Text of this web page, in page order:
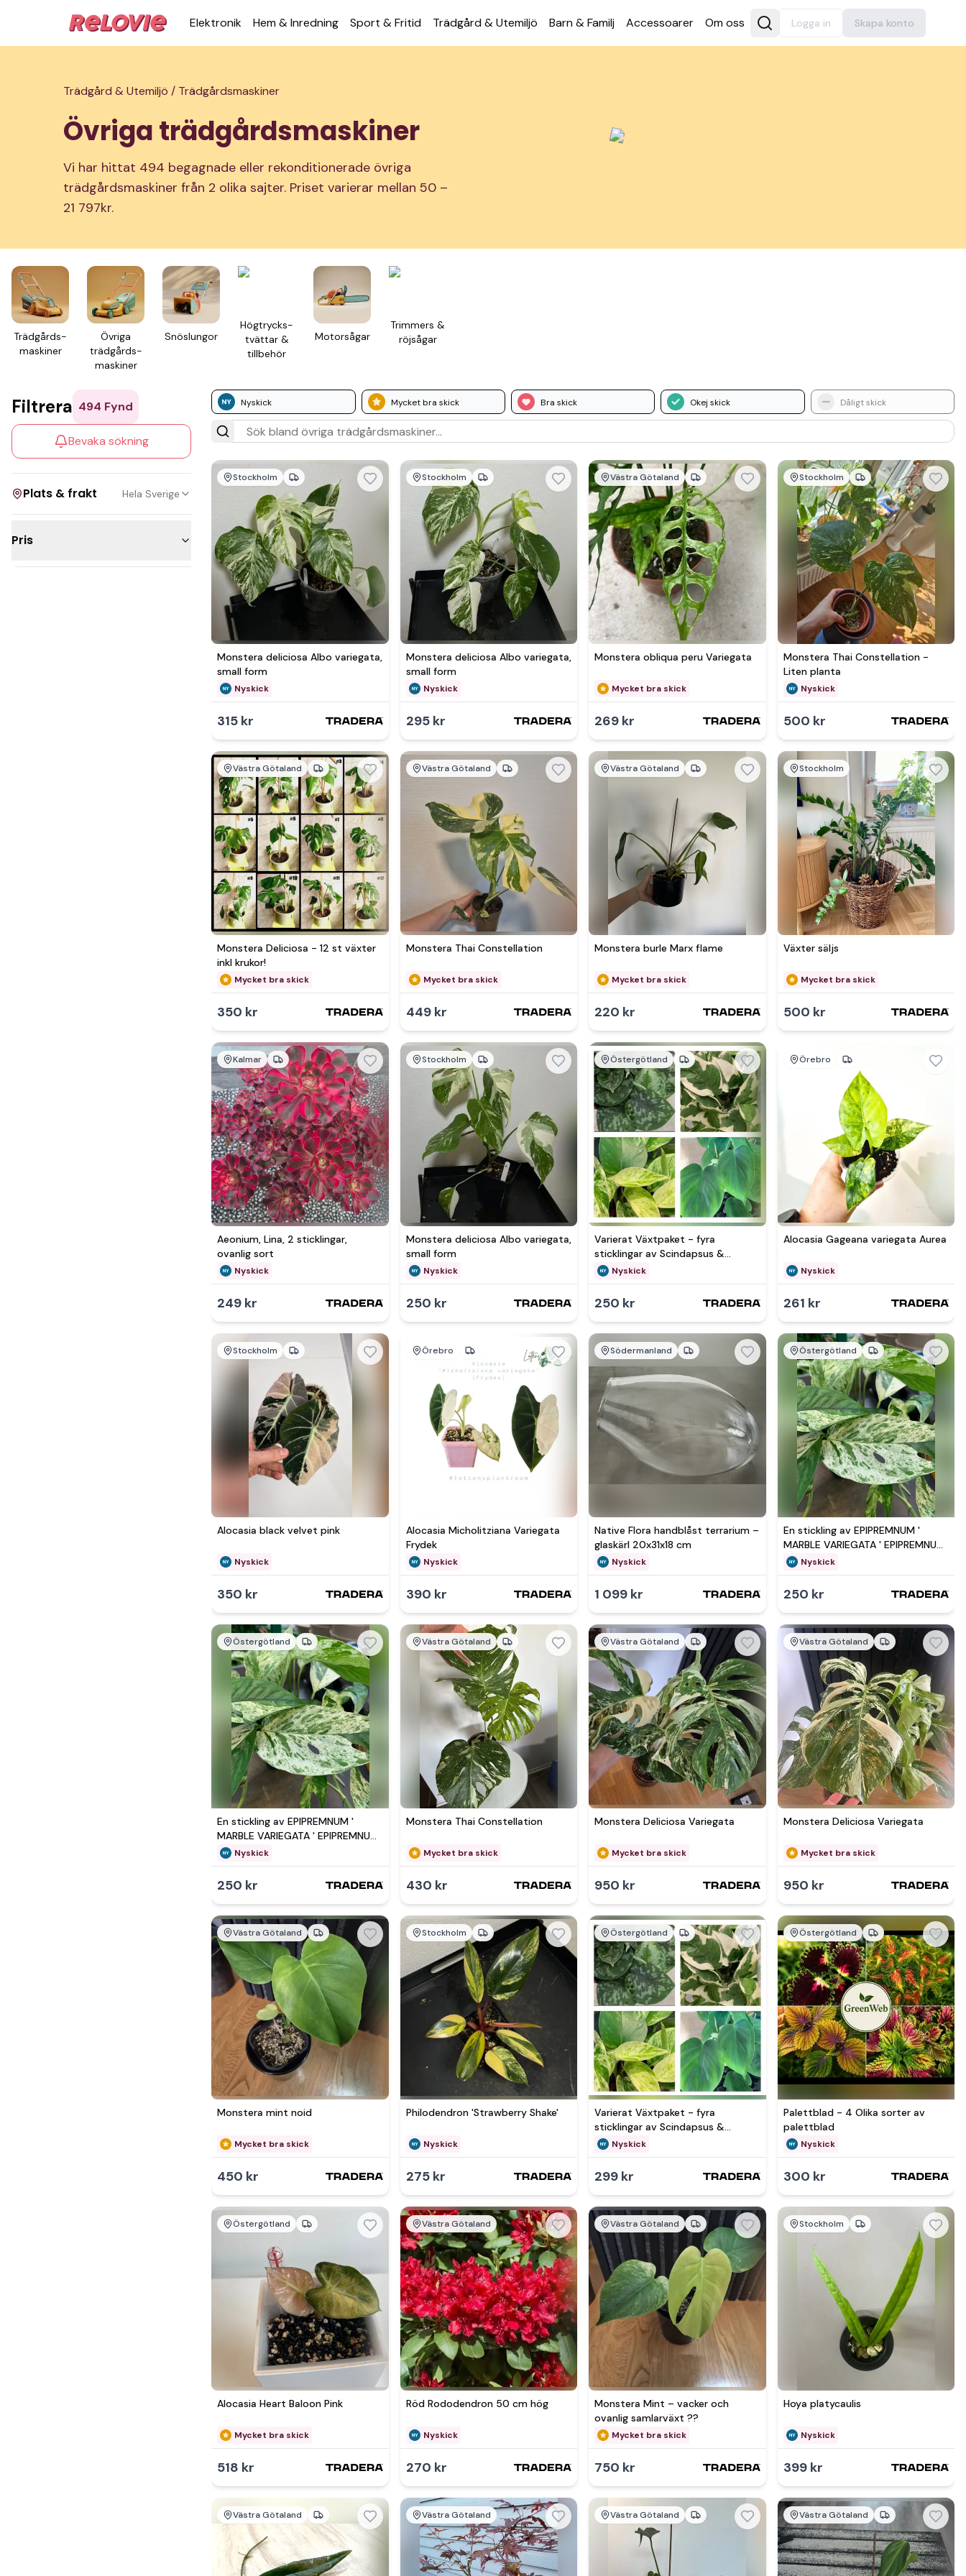
Elek­tronik Hem & Inred­ning Sport & Fritid Trädgård & Utemiljö Barn & Familj Acces­soarer Om oss Logga in Skapa konto
Trädgård & Utemiljö / Trädgårdsmaskiner
Övriga trädgårdsmaskiner
Vi har hittat 494 begagnade eller rekonditionerade övriga
trädgårdsmaskiner från 2 olika sajter. Priset varierar mellan 50 –
21 797kr.
Trädgårds­
maskiner
Övriga
trädgårds­
maskiner
Snö­slungor
Högtrycks­
tvättar &
till­behör
Motor­sågar
Trimmers &
röjsågar
Nyskick Mycket bra skick Bra skick Okej skick Dåligt skick
Filtrera 494 Fynd
Bevaka sökning
Plats & frakt Hela Sverige
Pris Se mer hos
Stockholm
Monstera deliciosa Albo variegata,
small form
Nyskick
315 kr
Se mer hos
Stockholm
Monstera deliciosa Albo variegata,
small form
Nyskick
295 kr
Västra Götaland
Monstera obliqua peru Variegata
Mycket bra skick
269 kr
Stockholm
Monstera Thai Constellation -
Liten planta
Nyskick
500 kr
Se mer hos
Västra Götaland
Monstera Deliciosa - 12 st växter
inkl krukor!
Mycket bra skick
350 kr
Se mer hos
Västra Götaland
Monstera Thai Constellation
Mycket bra skick
449 kr
Västra Götaland
Monstera burle Marx flame
Mycket bra skick
220 kr
Stockholm
Växter säljs
Mycket bra skick
500 kr
Se mer hos
Kalmar
Aeonium, Lina, 2 sticklingar,
ovanlig sort
Nyskick
249 kr
Se mer hos
Stockholm
Monstera deliciosa Albo variegata,
small form
Nyskick
250 kr
Östergötland
Varierat Växtpaket - fyra
sticklingar av Scindapsus &
Philodendron…..
Nyskick
250 kr
Örebro
Alocasia Gageana variegata Aurea
Nyskick
261 kr
Se mer hos
Stockholm
Alocasia black velvet pink
Nyskick
350 kr
Se mer hos
Örebro
Alocasia Micholitziana Variegata
Frydek
Nyskick
390 kr
Södermanland
Native Flora handblåst terrarium –
glaskärl 20x31x18 cm
Nyskick
1 099 kr
Östergötland
En stickling av EPIPREMNUM '
MARBLE VARIEGATA ' EPIPREMNUM
PINNATUM
Nyskick
250 kr
Östergötland
En stickling av EPIPREMNUM '
MARBLE VARIEGATA ' EPIPREMNUM
PINNATUM
Nyskick
250 kr
Se mer hos
Västra Götaland
Monstera Thai Constellation
Mycket bra skick
430 kr
Västra Götaland
Monstera Deliciosa Variegata
Mycket bra skick
950 kr
Västra Götaland
Monstera Deliciosa Variegata
Mycket bra skick
950 kr
Se mer hos
Västra Götaland
Monstera mint noid
Mycket bra skick
450 kr
Stockholm
Philodendron 'Strawberry Shake'
Nyskick
275 kr
Östergötland
Varierat Växtpaket - fyra
sticklingar av Scindapsus &
Philodendron… m.m
Nyskick
299 kr
Östergötland
Palettblad - 4 Olika sorter av
palettblad
Nyskick
300 kr
Se mer hos
Östergötland
Alocasia Heart Baloon Pink
Mycket bra skick
518 kr
Se mer hos
Västra Götaland
Röd Rododendron 50 cm hög
Nyskick
270 kr
Västra Götaland
Monstera Mint – vacker och
ovanlig samlarväxt ??
Mycket bra skick
750 kr
Stockholm
Hoya platycaulis
Nyskick
399 kr
Västra Götaland Västra Götaland Västra Götaland Västra Götaland